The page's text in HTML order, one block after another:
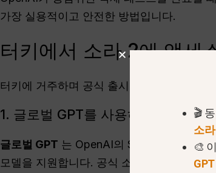
가장 실용적이고 안전한 방법입니다.
터키에서 소라 2에 액세
터키에 거주하며 공식 출시 전에 소라 2를
1. 글로벌 GPT를 사용하여 소라 2
글로벌 GPT 는 OpenAI의 Sora 2와 다음을
모델을 지원합니다. 공식 소라 출시와 달리
🎬
소
🎨